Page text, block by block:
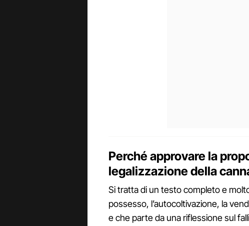
Perché approvare la
legalizzazione della
Si tratta di un testo completo e
possesso, l’autocoltivazione, la
e che parte da una riflessione sul